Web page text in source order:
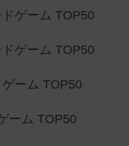
ゲーム TOP50
ゲーム TOP50
ーム TOP50
ーム TOP50